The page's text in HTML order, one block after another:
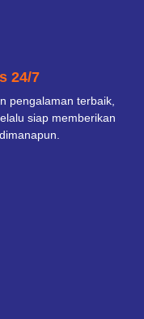
24/7
pengalaman terbaik,
siap memberikan